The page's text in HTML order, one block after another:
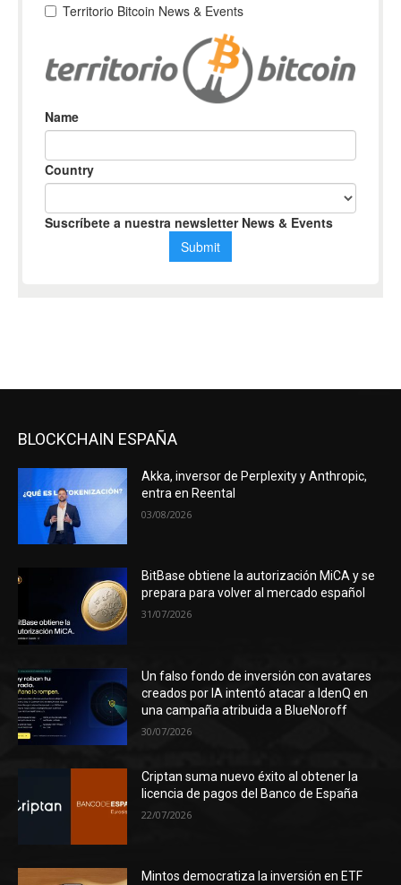
BLOCKCHAIN ESPAÑA
Akka, inversor de Perplexity y Anthropic,
entra en Reental
03/08/2026
BitBase obtiene la autorización MiCA y se
prepara para volver al mercado español
31/07/2026
Un falso fondo de inversión con avatares
creados por IA intentó atacar a IdenQ en
una campaña atribuida a BlueNoroff
30/07/2026
Criptan suma nuevo éxito al obtener la
licencia de pagos del Banco de España
22/07/2026
Mintos democratiza la inversión en ETF